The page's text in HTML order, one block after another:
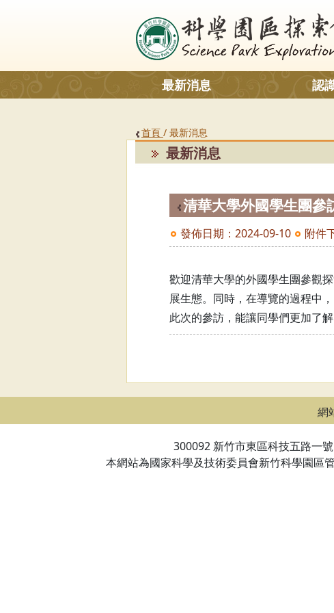
最新消息 認
首頁 / 最新消息
最新消息
清華大學外國學生團參
發佈日期：2024-09-10 附件
歡迎清華大學的外國學生團參觀
展生態。同時，在導覽的過程中
此次的參訪，能讓同學們更加了
網
300092 新竹市東區科技五路一
本網站為國家科學及技術委員會新竹科學園區